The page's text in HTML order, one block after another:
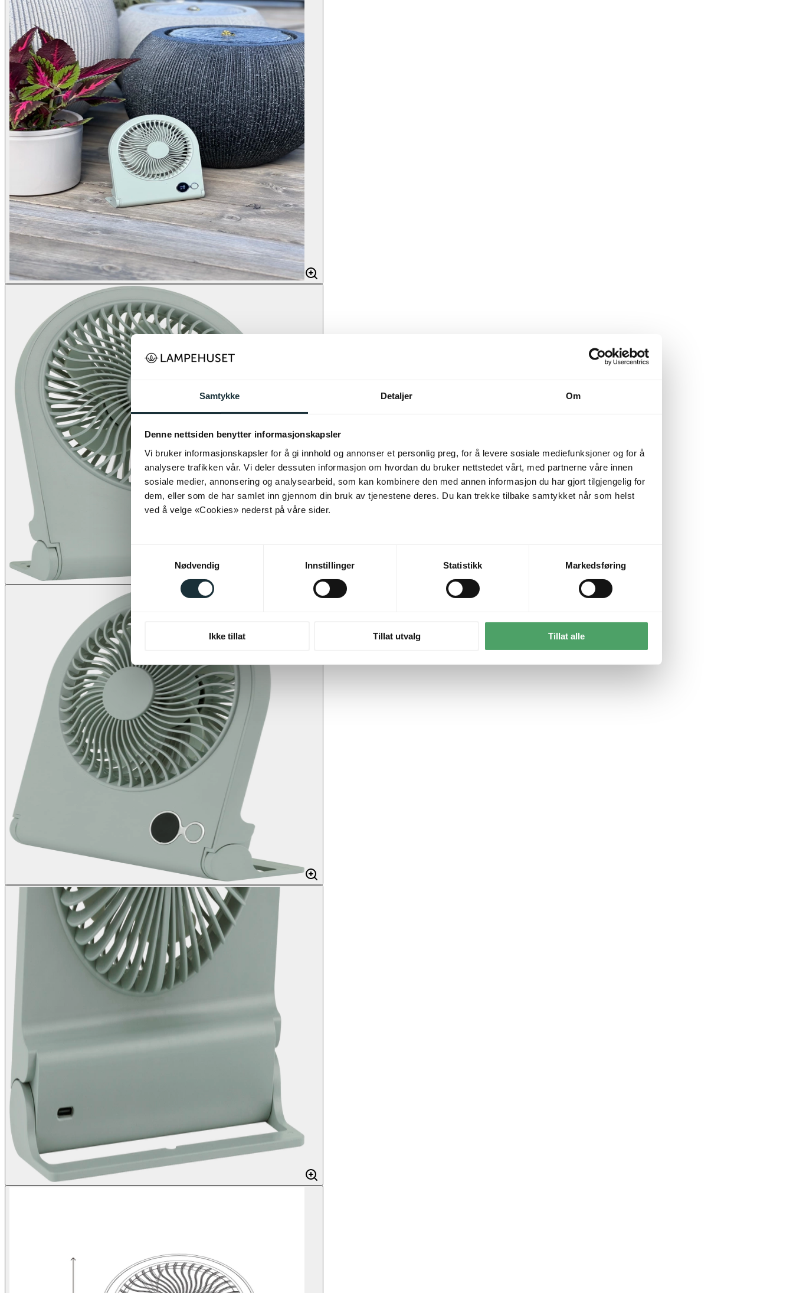
Samtykke Detaljer Om
Denne nettsiden benytter informasjonskapsler
Vi bruker informasjonskapsler for å gi innhold og annonser et personlig preg, for å levere sosiale mediefunksjoner og for å
analysere trafikken vår. Vi deler dessuten informasjon om hvordan du bruker nettstedet vårt, med partnerne våre innen
sosiale medier, annonsering og analysearbeid, som kan kombinere den med annen informasjon du har gjort tilgjengelig for
dem, eller som de har samlet inn gjennom din bruk av tjenestene deres. Du kan trekke tilbake samtykket når som helst
ved å velge «Cookies» nederst på våre sider.
Nødvendig
Innstillinger Statistikk Markedsføring
Ikke tillat Tillat utvalg Tillat alle